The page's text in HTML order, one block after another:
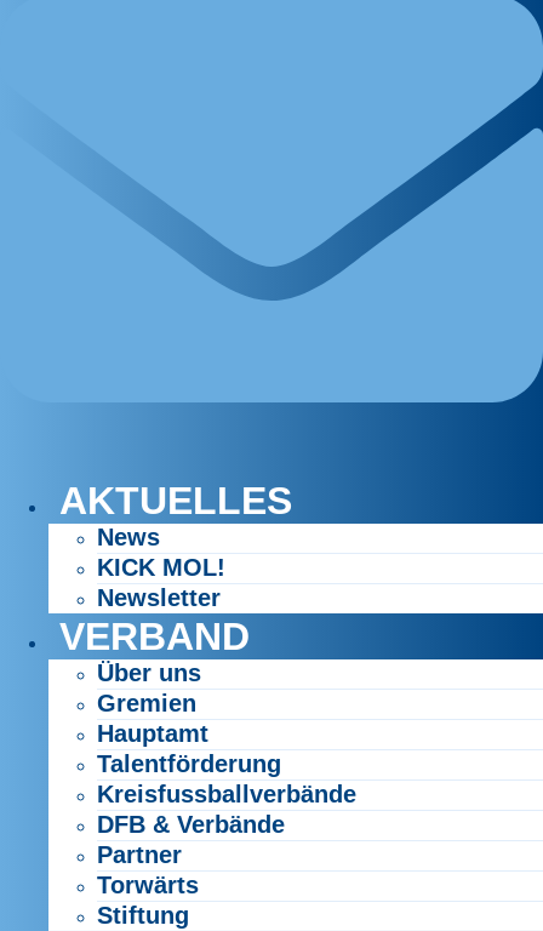
AKTUELLES
News
KICK MOL!
Newsletter
VERBAND
Über uns
Gremien
Hauptamt
Talentförderung
Kreisfussballverbände
DFB & Verbände
Partner
Torwärts
Stiftung